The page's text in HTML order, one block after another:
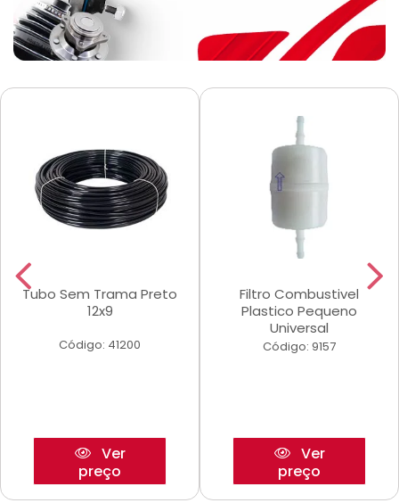
Tubo Sem Trama Preto
12x9
Código: 41200
Ver
preço
Filtro Combustivel
Plastico Pequeno
Universal
Código: 9157
Ver
preço